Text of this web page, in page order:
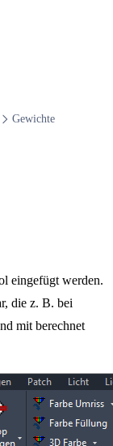
Gewichte
eingefügt werden.
die z. B. bei
mit berechnet